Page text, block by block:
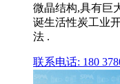
微晶结构,具有巨
诞生活性炭工业
法 .
联系电话: 180